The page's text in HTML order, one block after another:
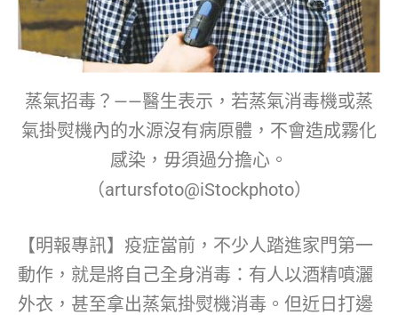
蒸氣招毒？——醫生表示，若蒸氣消毒機或蒸
氣掛熨機內的水源沒有病原體，不會造成霧化
感染，毋須過分擔心。
（artursfoto@iStockphoto）
【明報專訊】疫症當前，不少人踏進家門第一
動作，就是將自己全身消毒：有人以酒精噴灑
外衣，甚至拿出蒸氣掛熨機消毒。但近日打邊